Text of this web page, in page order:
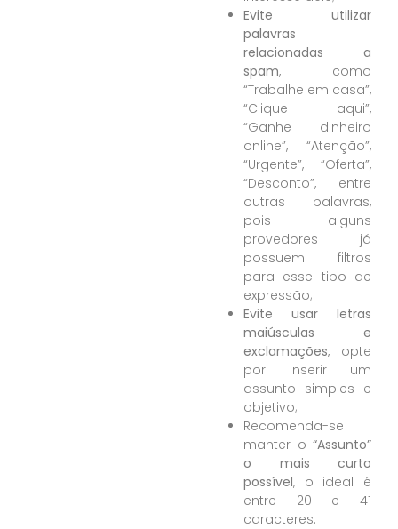
Evite utilizar
palavras
relacionadas a
spam, como
“Trabalhe em casa”,
“Clique aqui”,
“Ganhe dinheiro
online”, “Atenção”,
“Urgente”, “Oferta”,
“Desconto”, entre
outras palavras,
pois alguns
provedores já
possuem filtros
para esse tipo de
expressão;
Evite usar letras
maiúsculas e
exclamações, opte
por inserir um
assunto simples e
objetivo;
Recomenda-se
manter o “Assunto”
o mais curto
possível, o ideal é
entre 20 e 41
caracteres.